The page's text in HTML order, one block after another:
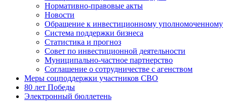
Нормативно-правовые акты
Новости
Обращение к инвестиционному уполномоченному
Система поддержки бизнеса
Статистика и прогноз
Совет по инвестиционной деятельности
Муниципально-частное партнерство
Соглашение о сотрудничестве с агенством
Меры соцподдержки участников СВО
80 лет Победы
Электронный бюллетень